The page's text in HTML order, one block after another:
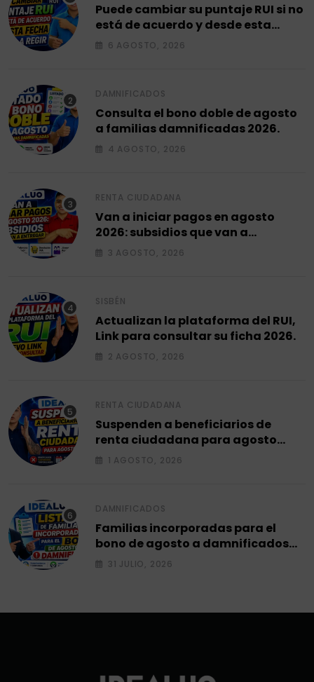
Puede cambiar su puntaje RUI si no
está de acuerdo y desde esta
fecha empieza a regir en el 2026.
6 AGOSTO, 2026
DAMNIFICADOS
Consulta el bono doble de agosto
a familias damnificadas 2026.
4 AGOSTO, 2026
RENTA CIUDADANA
Van a iniciar pagos en agosto
2026: subsidios que van a
entregar.
3 AGOSTO, 2026
SISBÉN
Actualizan la plataforma del RUI,
Link para consultar su ficha 2026.
2 AGOSTO, 2026
RENTA CIUDADANA
Suspenden a beneficiarios de
renta ciudadana para agosto
2026.
1 AGOSTO, 2026
DAMNIFICADOS
Familias incorporadas para el
bono de agosto a damnificados
2026.
31 JULIO, 2026